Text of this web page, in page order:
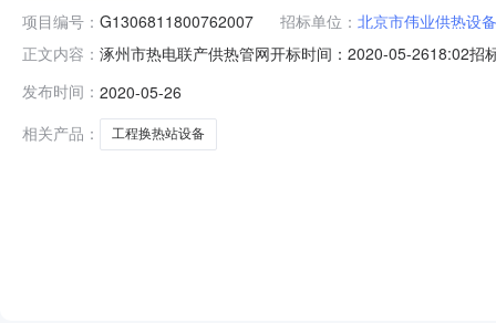
项目编号： G1306811800762007 招标单位： 北京市伟业供热设
正文内容： 涿州市热电联产供热管网开标时间：2020-05-2618:02
2020-04-2909:00序号投标人名称投标报价（万元）交
发布时间： 2020-05-26
相关产品：
工程换热站设备